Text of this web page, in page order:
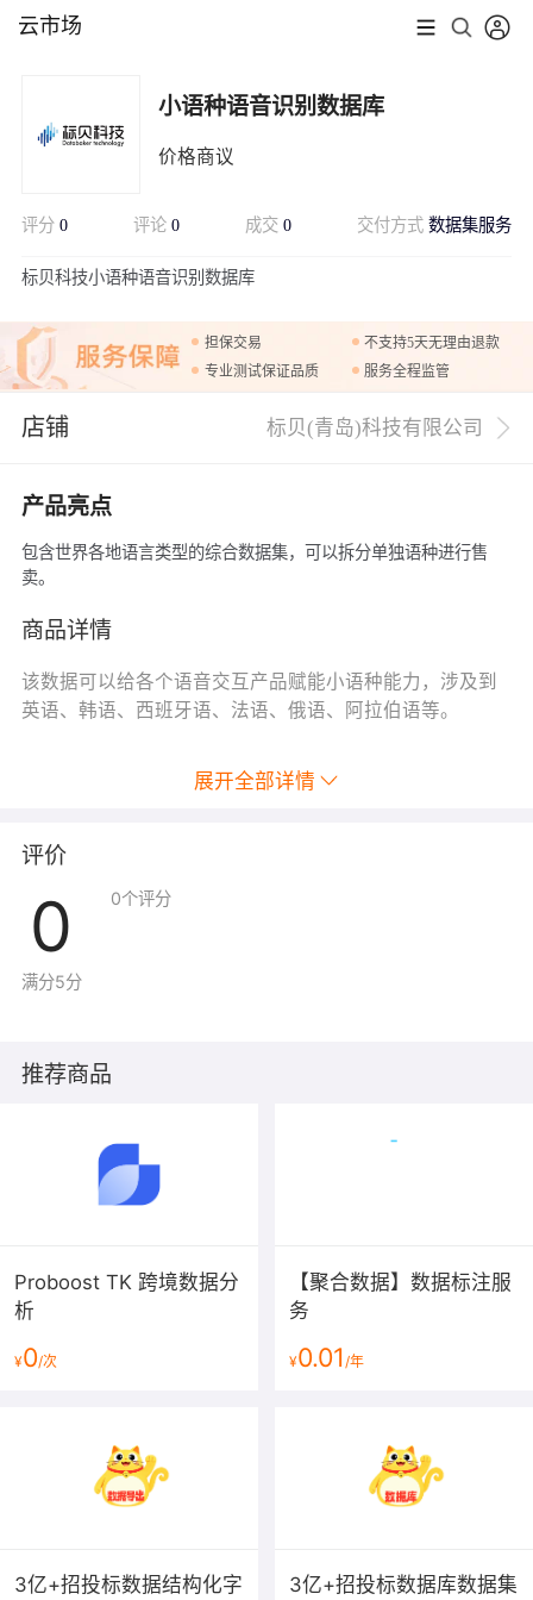
云市场
小语种语音识别数据库
价格商议
评分 0 评论 0 成交0 交付方式数据集服务
标贝科技小语种语音识别数据库
担保交易
不支持5天无理由退款
专业测试保证品质
服务全程监管
店铺 标贝(青岛)科技有限公司
产品亮点
包含世界各地语言类型的综合数据集，可以拆分单独语种进行售
卖。
商品详情
该数据可以给各个语音交互产品赋能小语种能力，涉及到
英语、韩语、西班牙语、法语、俄语、阿拉伯语等。
展开全部详情
评价
0
满分5分
0个评分
推荐商品
Proboost TK 跨境数据分
析
¥0/次
【聚合数据】数据标注服
务
¥0.01/年
3亿+招投标数据结构化字 3亿+招投标数据库数据集